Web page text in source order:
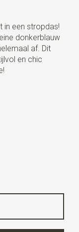
in een stropdas!
donkerblauw
af. Dit
en chic